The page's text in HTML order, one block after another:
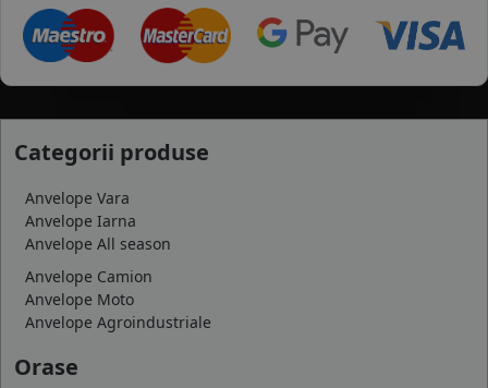
Categorii produse
Anvelope Vara
Anvelope Iarna
Anvelope All season
Anvelope Camion
Anvelope Moto
Anvelope Agroindustriale
Orase